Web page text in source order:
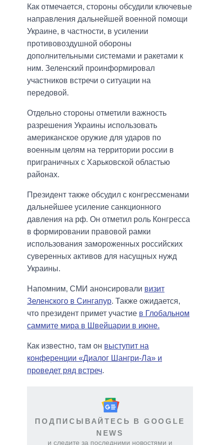
Как отмечается, стороны обсудили ключевые
направления дальнейшей военной помощи
Украине, в частности, в усилении
противовоздушной обороны
дополнительными системами и ракетами к
ним. Зеленский проинформировал
участников встречи о ситуации на
передовой.
Отдельно стороны отметили важность
разрешения Украины использовать
американское оружие для ударов по
военным целям на территории россии в
приграничных с Харьковской областью
районах.
Президент также обсудил с конгрессменами
дальнейшее усиление санкционного
давления на рф. Он отметил роль Конгресса
в формировании правовой рамки
использования замороженных российских
суверенных активов для насущных нужд
Украины.
Напомним, СМИ анонсировали визит
Зеленского в Сингапур. Также ожидается,
что президент примет участие в Глобальном
саммите мира в Швейцарии в июне.
Как известно, там он выступит на
конференции «Диалог Шангри-Ла» и
проведет ряд встреч.
ПОДПИСЫВАЙТЕСЬ В GOOGLE
NEWS
и следите за последними новостями и